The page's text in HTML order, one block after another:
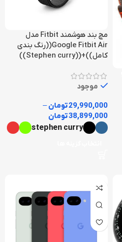
مچ بند هوشمند Fitbit مدل
Google Fitbit Air((رنگ بندی
کامل))+((Stephen curry))
موجود
29,990,000تومان–
38,899,000تومان
stephen curry